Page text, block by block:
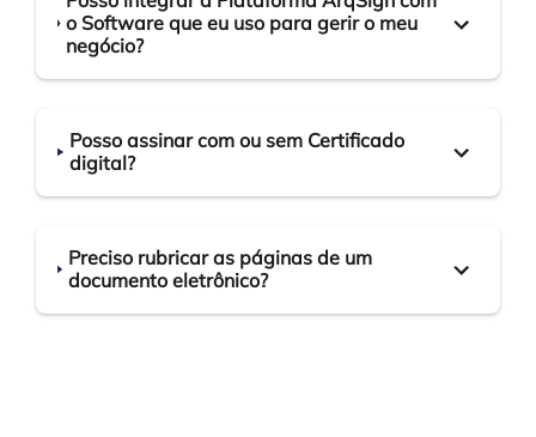
o Software que eu uso para gerir o meu
negócio?
Posso assinar com ou sem Certificado
digital?
Preciso rubricar as páginas de um
documento eletrônico?